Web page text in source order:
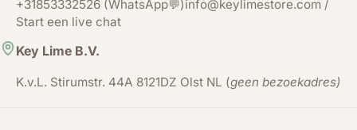
+31853332526 (WhatsApp💬)info@keylimestore.com /
Start een live chat
Key Lime B.V.
K.v.L. Stirumstr. 44A 8121DZ Olst NL (geen bezoekadres)